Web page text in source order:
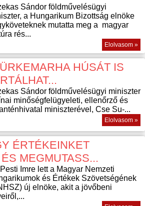
Sándor földművelésügyi
a Hungarikum Bizottság elnöke
mutatta meg a magyar
rés...
Elolvasom »
HÚSÁT IS
Sándor földművelésügyi miniszter
minőségfelügyeleti, ellenőrző és
miniszterével, Cse Su-...
Elolvasom »
ÉRTÉKEINKET
MEGMUTASS...
Imre lett a Magyar Nemzeti
és Értékek Szövetségének
új elnöke, akit a jövőbeni